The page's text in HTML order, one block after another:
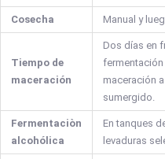
Cosecha Manual y
Tiempo de
maceración
Dos días en
maceración
sumergido.
Fermentaciòn
alcohólica
En tanques
levaduras